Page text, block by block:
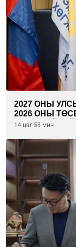
2027 ОНЫ
2026 ОНЫ
ОЛОН
14 цаг 58 мин